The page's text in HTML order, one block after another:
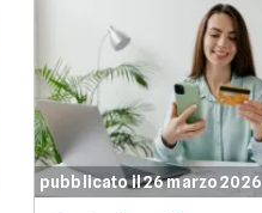
pubblicato il 26 marzo 2026